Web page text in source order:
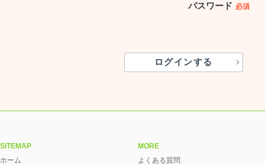
パスワード 必須
SITEMAP
ホーム
MORE
よくある質問